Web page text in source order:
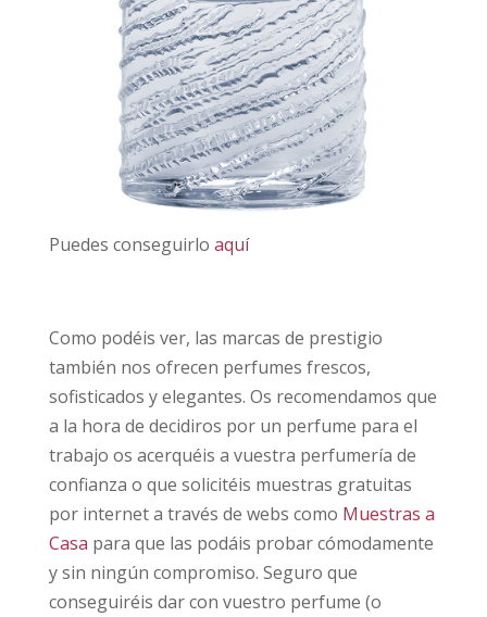
Puedes conseguirlo aquí
Como podéis ver, las marcas de prestigio
también nos ofrecen perfumes frescos,
sofisticados y elegantes. Os recomendamos que
a la hora de decidiros por un perfume para el
trabajo os acerquéis a vuestra perfumería de
confianza o que solicitéis muestras gratuitas
por internet a través de webs como Muestras a
Casa para que las podáis probar cómodamente
y sin ningún compromiso. Seguro que
conseguiréis dar con vuestro perfume (o